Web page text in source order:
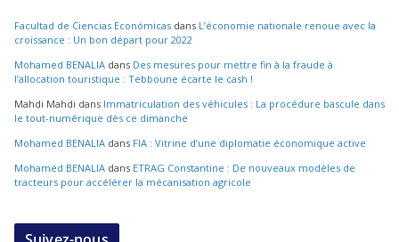
Facultad de Ciencias Económicas dans L’économie nationale renoue avec la
croissance : Un bon départ pour 2022
Mohamed BENALIA dans Des mesures pour mettre fin à la fraude à
l’allocation touristique : Tebboune écarte le cash !
Mahdi Mahdi dans Immatriculation des véhicules : La procédure bascule dans
le tout-numérique dès ce dimanche
Mohamed BENALIA dans FIA : Vitrine d’une diplomatie économique active
Mohamed BENALIA dans ETRAG Constantine : De nouveaux modèles de
tracteurs pour accélérer la mécanisation agricole